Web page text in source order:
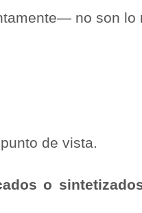
no son lo
de vista.
o